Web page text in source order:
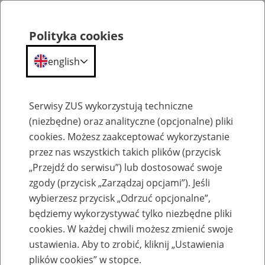
Szkolenia
Zaproś ZUS do siebie: Aktywni 50+
Polityka cookies
english
Serwisy ZUS wykorzystują techniczne
(niezbędne) oraz analityczne (opcjonalne) pliki
cookies. Możesz zaakceptować wykorzystanie
przez nas wszystkich takich plików (przycisk
„Przejdź do serwisu”) lub dostosować swoje
zgody (przycisk „Zarządzaj opcjami”). Jeśli
wybierzesz przycisk „Odrzuć opcjonalne”,
będziemy wykorzystywać tylko niezbędne pliki
cookies. W każdej chwili możesz zmienić swoje
ustawienia. Aby to zrobić, kliknij „Ustawienia
plików cookies” w stopce.